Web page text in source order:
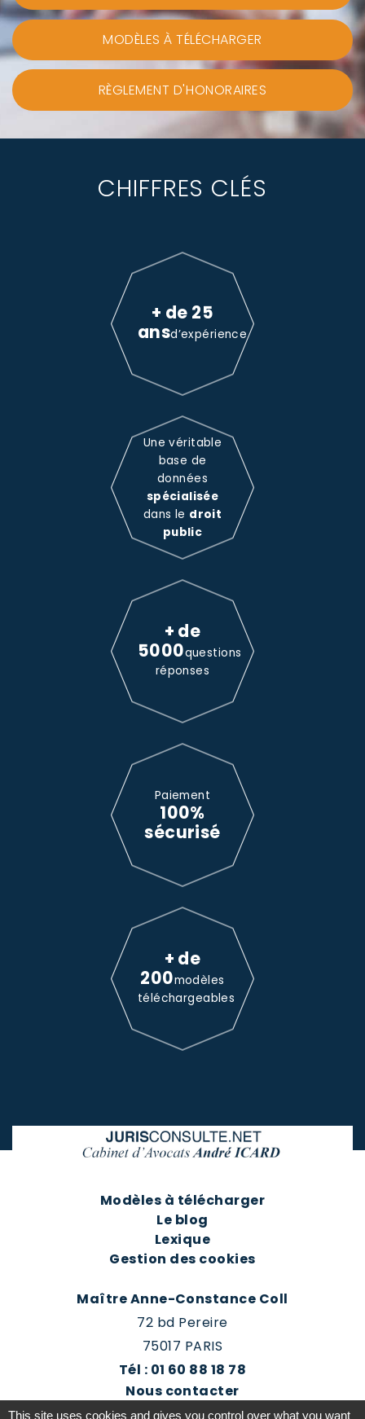
MODÈLES À TÉLÉCHARGER
RÈGLEMENT D'HONORAIRES
CHIFFRES CLÉS
+ de 25
ansd’expérience
Une véritable
base de
données
spécialisée
dans le droit
public
+ de
5000questions
réponses
Paiement
100%
sécurisé
+ de
200modèles
téléchargeables
Modèles à télécharger
Le blog
Lexique
Gestion des cookies
Maître Anne-Constance Coll
72 bd Pereire
75017 PARIS
Tél : 01 60 88 18 78
Nous contacter
Prendre rendez-vous
This site uses cookies and gives you control over what you want